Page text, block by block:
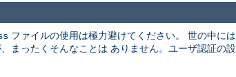
ファイルの使用は極力避けてください。 世の中に
まったくそんなことは ありません。ユーザ認証の